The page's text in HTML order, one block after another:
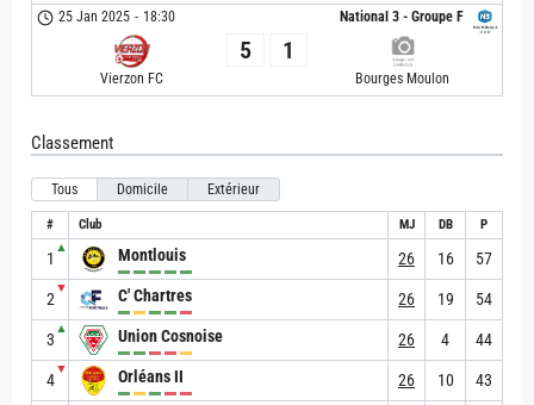
National 3 - Groupe F
25 Jan 2025 - 18:30
Vierzon FC
5 1
Bourges Moulon
Classement
Tous Domicile Extérieur
# Club MJ DB P
1
▲ Montlouis 26 16 57
2
▼ C' Chartres 26 19 54
3
▲ Union Cosnoise 26 4 44
4
▼ Orléans II 26 10 43